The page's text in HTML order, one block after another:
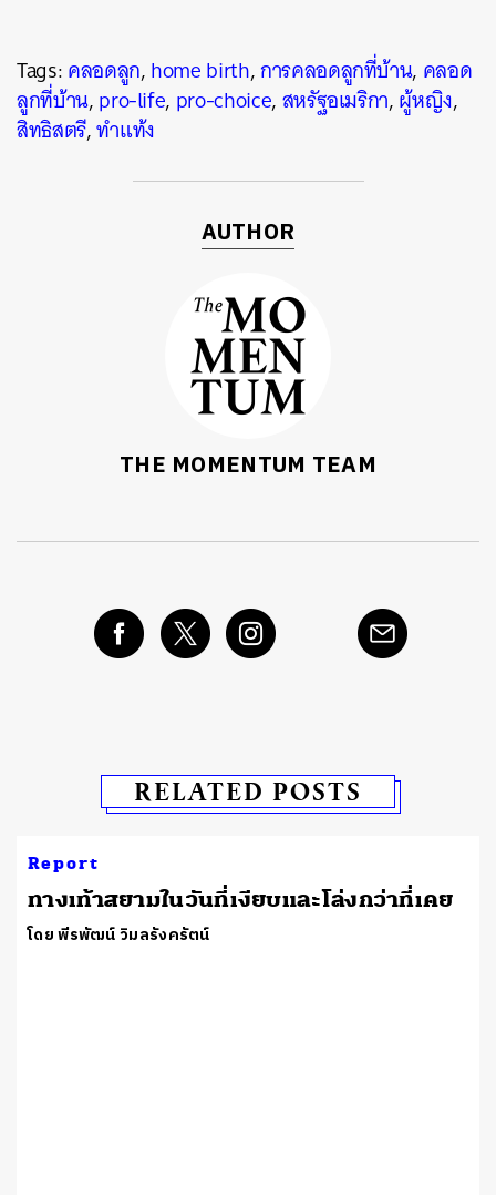
Tags:คลอดลูก,home birth,การคลอดลูกที่บ้าน, คลอด
ลูกที่บ้าน,pro-life, pro-choice,สหรัฐอเมริกา,ผู้หญิง,
สิทธิสตรี,ทำแท้ง
AUTHOR
THE MOMENTUM TEAM
RELATED POSTS
Report
ทางเท้าสยามในวันที่เงียบและโล่งกว่าที่เคย
โดย พีรพัฒน์ วิมลรังครัตน์